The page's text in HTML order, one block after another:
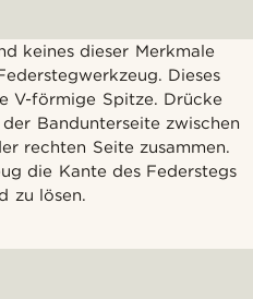
keines dieser Merkmale
Dieses
V-förmige Spitze. Drücke
Bandunterseite zwischen
rechten Seite zusammen.
die Kante des Federstegs
zu lösen.